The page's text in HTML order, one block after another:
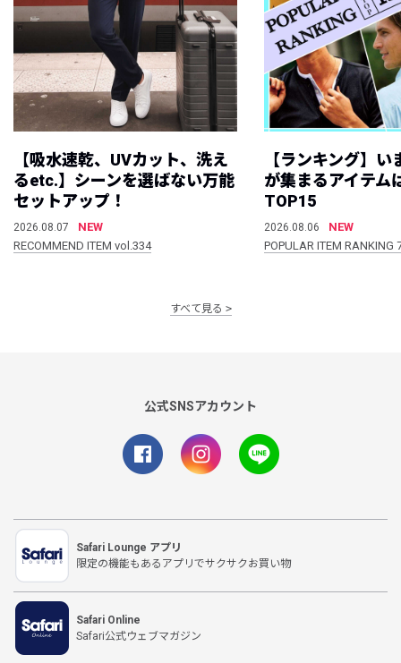
【吸水速乾、UVカット、洗え
るetc.】シーンを選ばない万能
セットアップ！
2026.08.07
NEW
RECOMMEND ITEM vol.334
【ランキング】
が集まるアイテム
TOP15
2026.08.06
NEW
POPULAR ITEM
すべて見る
公式SNSアカウント
Safari Lounge アプリ
限定の機能もあるアプリでサクサクお買い物
Safari Online
Safari公式ウェブマガジン